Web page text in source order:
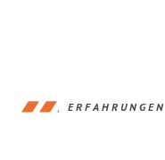
ERFAHRUNGEN